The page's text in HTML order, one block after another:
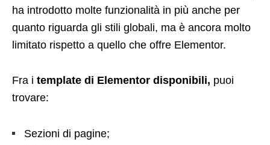
ha introdotto molte funzionalità in più anche per
quanto riguarda gli stili globali, ma è ancora molto
limitato rispetto a quello che offre Elementor.
Fra i template di Elementor disponibili, puoi
trovare:
Sezioni di pagine;